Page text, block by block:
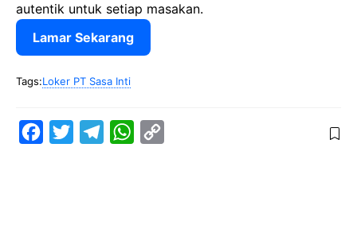
autentik untuk setiap masakan.
Lamar Sekarang
Tags:Loker PT Sasa Inti
W